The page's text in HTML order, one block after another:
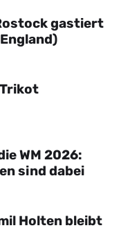
gastiert
WM 2026:
sind dabei
Holten bleibt